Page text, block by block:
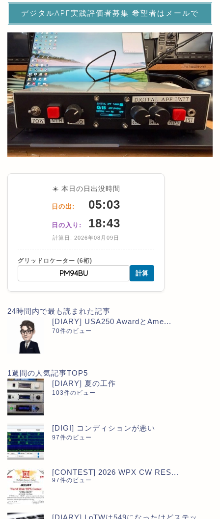
デジタルAPF実践評価者募集 希望者はメールで
☀️ 本日の日出没時間
日の出: 05:03
日の入り: 18:43
計算日: 2026年08月09日
グリッドロケーター (6桁)
計算
24時間内で最も読まれた記事
[DIARY] USA250 AwardとAme...
70件のビュー
1週間の人気記事TOP5
[DIARY] 夏の工作
103件のビュー
[DIGI] コンディションが悪い
97件のビュー
[CONTEST] 2026 WPX CW RES...
97件のビュー